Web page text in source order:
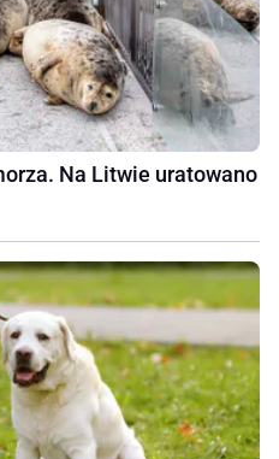
Na Litwie uratowano